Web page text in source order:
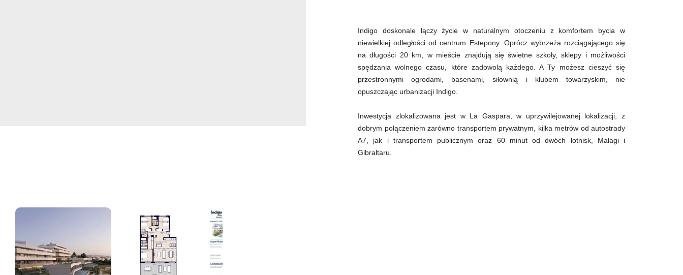
Indigo doskonale łączy życie w naturalnym otoczeniu z komfortem bycia w
niewielkiej odległości od centrum Estepony. Oprócz wybrzeża rozciągającego się
na długości 20 km, w mieście znajdują się świetne szkoły, sklepy i możliwości
spędzania wolnego czasu, które zadowolą każdego. A Ty możesz cieszyć się
przestronnymi ogrodami, basenami, siłownią i klubem towarzyskim, nie
opuszczając urbanizacji Indigo.
Inwestycja zlokalizowana jest w La Gaspara, w uprzywilejowanej lokalizacji, z
dobrym połączeniem zarówno transportem prywatnym, kilka metrów od autostrady
A7, jak i transportem publicznym oraz 60 minut od dwóch lotnisk, Malagi i
Gibraltaru.